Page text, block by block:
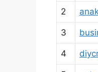
2
3
4